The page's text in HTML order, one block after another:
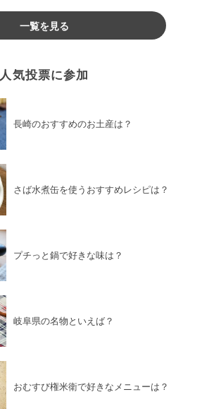
一覧を見る
人気投票に参加
長崎のおすすめのお土産は？
さば水煮缶を使うおすすめレシピは？
プチっと鍋で好きな味は？
岐阜県の名物といえば？
おむすび権米衛で好きなメニューは？